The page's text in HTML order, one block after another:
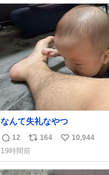
なんて失礼なやつ
返
信
数
12
リ
ポ
ス
164
い
ね
10,944
19時間前